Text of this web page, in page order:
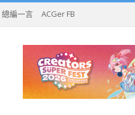
總編一言 ACGer FB